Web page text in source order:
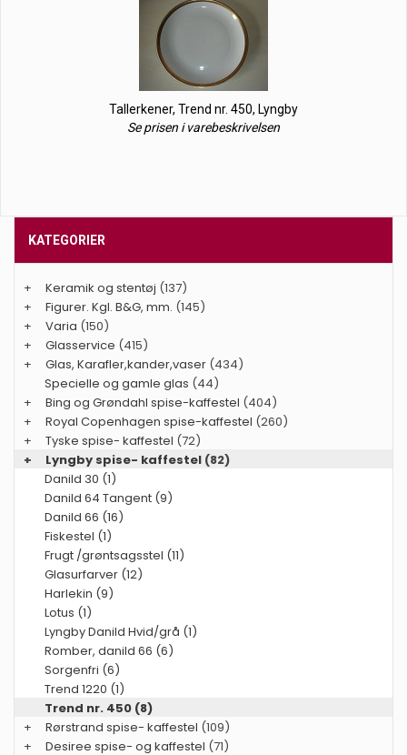
Tallerkener, Trend nr. 450, Lyngby
Se prisen i varebeskrivelsen
KATEGORIER
+ Keramik og stentøj (137)
+
Figurer. Kgl. B&G, mm. (145)
+
Varia (150)
+
Glasservice (415)
+
Glas, Karafler,kander,vaser (434)
Specielle og gamle glas (44)
+
Bing og Grøndahl spise-kaffestel (404)
+
Royal Copenhagen spise-kaffestel (260)
+
Tyske spise- kaffestel (72)
+
Lyngby spise- kaffestel (82)
Danild 30 (1)
Danild 64 Tangent (9)
Danild 66 (16)
Fiskestel (1)
Frugt /grøntsagsstel (11)
Glasurfarver (12)
Harlekin (9)
Lotus (1)
Lyngby Danild Hvid/grå (1)
Romber, danild 66 (6)
Sorgenfri (6)
Trend 1220 (1)
Trend nr. 450 (8)
+
Rørstrand spise- kaffestel (109)
+
Desiree spise- og kaffestel (71)